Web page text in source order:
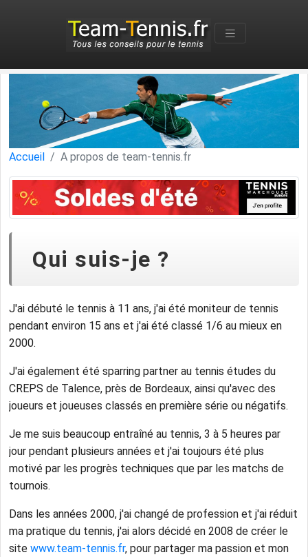
Accueil A propos de team-tennis.fr
Qui suis-je ?
J'ai débuté le tennis à 11 ans, j'ai été moniteur de tennis
pendant environ 15 ans et j'ai été classé 1/6 au mieux en
2000.
J'ai également été sparring partner au tennis études du
CREPS de Talence, près de Bordeaux, ainsi qu'avec des
joueurs et joueuses classés en première série ou négatifs.
Je me suis beaucoup entraîné au tennis, 3 à 5 heures par
jour pendant plusieurs années et j'ai toujours été plus
motivé par les progrès techniques que par les matchs de
tournois.
Dans les années 2000, j'ai changé de profession et j'ai réduit
ma pratique du tennis, j'ai alors décidé en 2008 de créer le
site www.team-tennis.fr, pour partager ma passion et mon